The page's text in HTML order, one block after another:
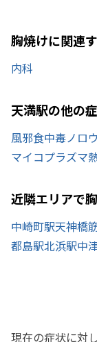
胸焼けに関連
内科
天満駅の他の
風邪食中毒ノロ
マイコプラズマ
近隣エリアで
中崎町駅天神橋
都島駅北浜駅中
現在の症状に対